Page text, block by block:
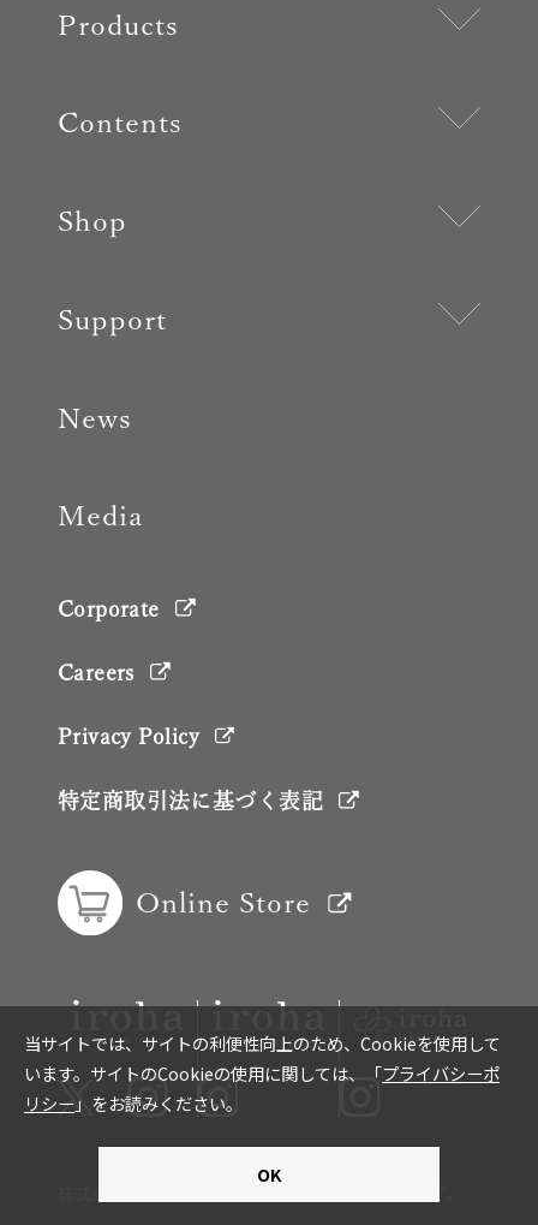
Products
Contents
Shop
Support
News
Media
Online Store
Corporate
Careers
Privacy Policy
特定商取引法に基づく表記